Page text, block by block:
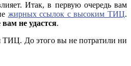
Итак, в первую очередь вам
жирных ссылок с высоким ТИЦ.
не удастся.
ТИЦ. До этого вы не потратили ни